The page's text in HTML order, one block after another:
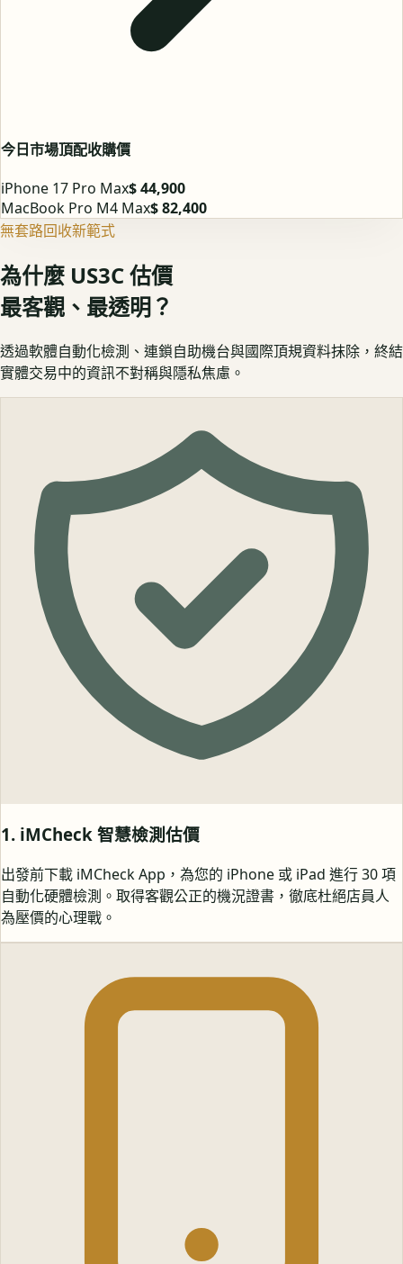
今日市場頂配收購價
iPhone 17 Pro Max$ 44,900
MacBook Pro M4 Max$ 82,400
無套路回收新範式
為什麼 US3C 估價
最客觀、最透明？
透過軟體自動化檢測、連鎖自助機台與國際頂規資料抹除，終結
實體交易中的資訊不對稱與隱私焦慮。
1. iMCheck 智慧檢測估價
出發前下載 iMCheck App，為您的 iPhone 或 iPad 進行 30 項
自動化硬體檢測。取得客觀公正的機況證書，徹底杜絕店員人
為壓價的心理戰。